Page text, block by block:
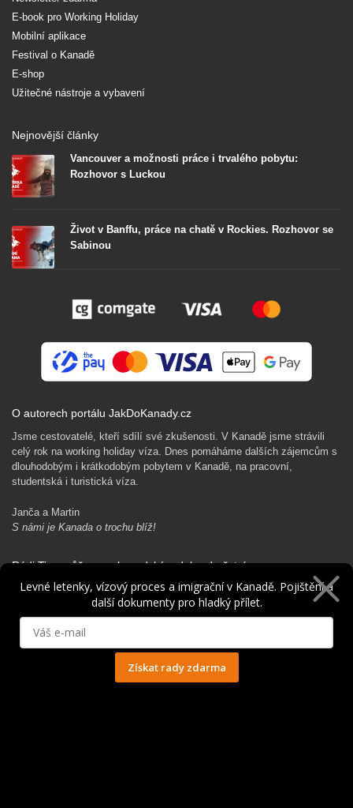
E-book pro Working Holiday
Mobilní aplikace
Festival o Kanadě
E-shop
Užitečné nástroje a vybavení
Nejnovější články
Vancouver a možnosti práce i trvalého pobytu:
Rozhovor s Luckou
Život v Banffu, práce na chatě v Rockies. Rozhovor se
Sabinou
O autorech portálu JakDoKanady.cz
Jsme cestovatelé, kteří sdílí své zkušenosti. V Kanadě jsme strávili
celý rok na working holiday víza. Dnes pomáháme dalších zájemcům s
dlouhodobým i krátkodobým pobytem v Kanadě, na pracovní,
studentská i turistická víza.
Janča a Martin
S námi je Kanada o trochu blíž!
Rádi Ti pomůžeme s kanadským dobrodružstvím…
Levné letenky, vízový proces a imigrační v Kanadě. Pojištění a
další dokumenty pro hladký přílet.
Získat rady zdarma